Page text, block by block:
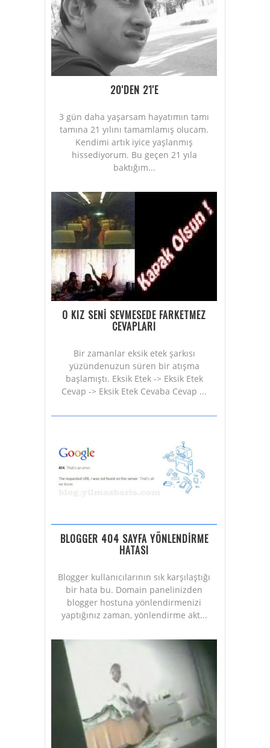
20'DEN 21'E
3 gün daha yaşarsam hayatımın tamı
tamına 21 yılını tamamlamış olucam.
Kendimi artık iyice yaşlanmış
hissediyorum. Bu geçen 21 yıla
baktığım...
O KIZ SENİ SEVMESEDE FARKETMEZ
CEVAPLARI
Bir zamanlar eksik etek şarkısı
yüzündenuzun süren bir atışma
başlamıştı. Eksik Etek -> Eksik Etek
Cevap -> Eksik Etek Cevaba Cevap ...
BLOGGER 404 SAYFA YÖNLENDİRME
HATASI
Blogger kullanıcılarının sık karşılaştığı
bir hata bu. Domain panelinizden
blogger hostuna yönlendirmenizi
yaptığınız zaman, yönlendirme akt...